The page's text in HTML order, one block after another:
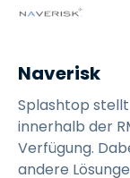
Naverisk
Splashtop
innerhalb der
Verfügung.
andere